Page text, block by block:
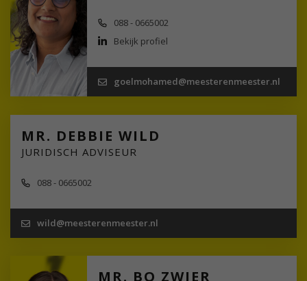
088 - 0665002
Bekijk profiel
goelmohamed@meesterenmeester.nl
MR. DEBBIE WILD
JURIDISCH ADVISEUR
088 - 0665002
wild@meesterenmeester.nl
MR. BO ZWIER